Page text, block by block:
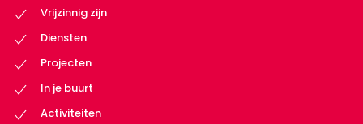
Vrijzinnig zijn
Diensten
Projecten
In je buurt
Activiteiten